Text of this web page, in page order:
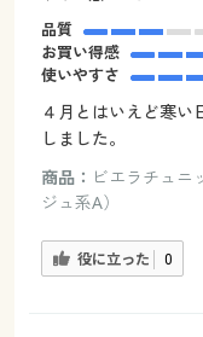
品質
お買い得感
使いやすさ
４月とはいえど寒い
しました。
商品： ビエラチュニ
ジュ系A）
役に立った 0